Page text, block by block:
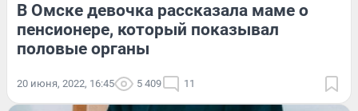
В Омске девочка рассказала маме о
пенсионере, который показывал
половые органы
20 июня, 2022, 16:45 5 409 11